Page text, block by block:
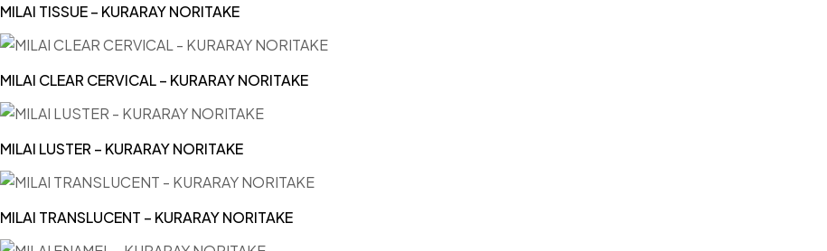
MILAI TISSUE – KURARAY NORITAKE
MILAI CLEAR CERVICAL – KURARAY NORITAKE
MILAI LUSTER – KURARAY NORITAKE
MILAI TRANSLUCENT – KURARAY NORITAKE